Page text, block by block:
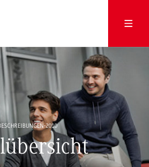
2010